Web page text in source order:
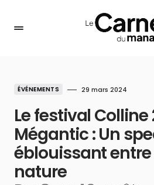
ÉVÉNEMENTS 29 mars 2024
Le festival Colline
Mégantic : Un
éblouissant
nature